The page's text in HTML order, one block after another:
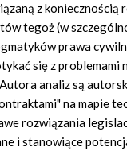
z
tegoż (w
prawa
się z
analiz są
na mapie
rozwiązania
i stanowiące